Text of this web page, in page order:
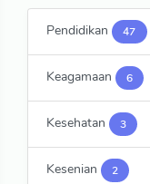
Pendidikan 47
Keagamaan 6
Kesehatan 3
Kesenian 2